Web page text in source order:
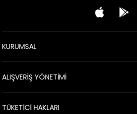
KURUMSAL
ALIŞVERİŞ YÖNETİMİ
TÜKETİCİ HAKLARI